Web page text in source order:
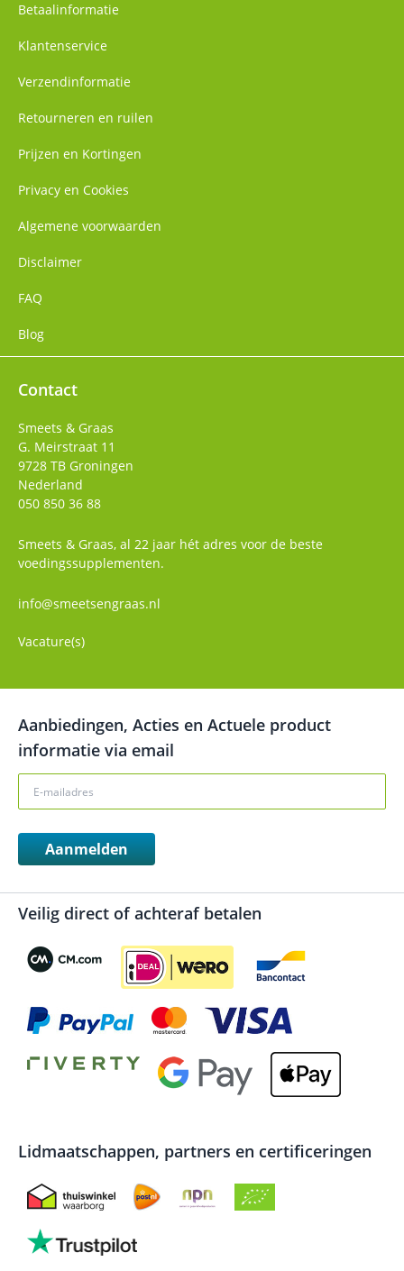
Betaalinformatie
Klantenservice
Verzendinformatie
Retourneren en ruilen
Prijzen en Kortingen
Privacy en Cookies
Algemene voorwaarden
Disclaimer
FAQ
Blog
Contact
Smeets & Graas
G. Meirstraat 11
9728 TB Groningen
Nederland
050 850 36 88
Smeets & Graas, al 22 jaar hét adres voor de beste
voedingssupplementen.
info@smeetsengraas.nl
Vacature(s)
Aanbiedingen, Acties en Actuele product
informatie via email
Aanmelden
Veilig direct of achteraf betalen
Lidmaatschappen, partners en certificeringen